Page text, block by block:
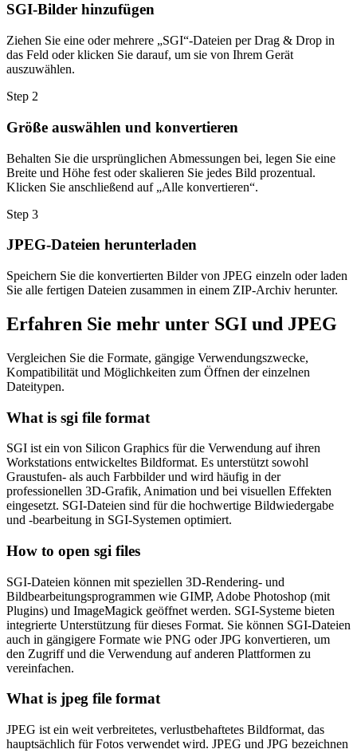
SGI-Bilder hinzufügen
Ziehen Sie eine oder mehrere „SGI“-Dateien per Drag & Drop in
das Feld oder klicken Sie darauf, um sie von Ihrem Gerät
auszuwählen.
Step 2
Größe auswählen und konvertieren
Behalten Sie die ursprünglichen Abmessungen bei, legen Sie eine
Breite und Höhe fest oder skalieren Sie jedes Bild prozentual.
Klicken Sie anschließend auf „Alle konvertieren“.
Step 3
JPEG-Dateien herunterladen
Speichern Sie die konvertierten Bilder von JPEG einzeln oder laden
Sie alle fertigen Dateien zusammen in einem ZIP-Archiv herunter.
Erfahren Sie mehr unter SGI und JPEG
Vergleichen Sie die Formate, gängige Verwendungszwecke,
Kompatibilität und Möglichkeiten zum Öffnen der einzelnen
Dateitypen.
What is sgi file format
SGI ist ein von Silicon Graphics für die Verwendung auf ihren
Workstations entwickeltes Bildformat. Es unterstützt sowohl
Graustufen- als auch Farbbilder und wird häufig in der
professionellen 3D-Grafik, Animation und bei visuellen Effekten
eingesetzt. SGI-Dateien sind für die hochwertige Bildwiedergabe
und -bearbeitung in SGI-Systemen optimiert.
How to open sgi files
SGI-Dateien können mit speziellen 3D-Rendering- und
Bildbearbeitungsprogrammen wie GIMP, Adobe Photoshop (mit
Plugins) und ImageMagick geöffnet werden. SGI-Systeme bieten
integrierte Unterstützung für dieses Format. Sie können SGI-Dateien
auch in gängigere Formate wie PNG oder JPG konvertieren, um
den Zugriff und die Verwendung auf anderen Plattformen zu
vereinfachen.
What is jpeg file format
JPEG ist ein weit verbreitetes, verlustbehaftetes Bildformat, das
hauptsächlich für Fotos verwendet wird. JPEG und JPG bezeichnen